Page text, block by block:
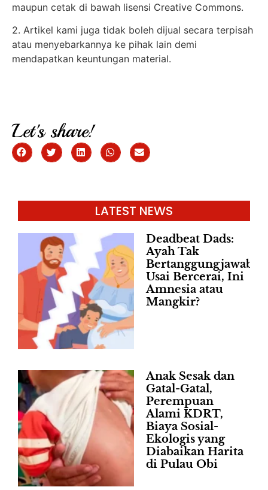
maupun cetak di bawah lisensi Creative Commons.
2. Artikel kami juga tidak boleh dijual secara terpisah
atau menyebarkannya ke pihak lain demi
mendapatkan keuntungan material.
Let's share!
LATEST NEWS
Deadbeat Dads:
Ayah Tak
Bertanggungjawab
Usai Bercerai, Ini
Amnesia atau
Mangkir?
Anak Sesak dan
Gatal-Gatal,
Perempuan
Alami KDRT,
Biaya Sosial-
Ekologis yang
Diabaikan Harita
di Pulau Obi